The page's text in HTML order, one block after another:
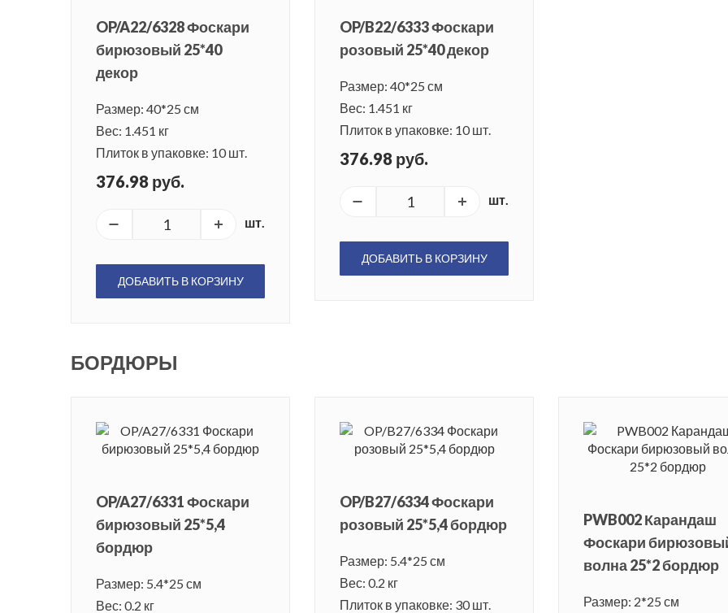
OP/A22/6328 Фоскари
бирюзовый 25*40
декор
Размер: 40*25 см
Вес: 1.451 кг
Плиток в упаковке: 10 шт.
376.98 руб.
шт.
ДОБАВИТЬ В КОРЗИНУ
OP/B22/6333 Фоскари
розовый 25*40 декор
Размер: 40*25 см
Вес: 1.451 кг
Плиток в упаковке: 10 шт.
376.98 руб.
шт.
ДОБАВИТЬ В КОРЗИНУ
БОРДЮРЫ
OP/A27/6331 Фоскари
бирюзовый 25*5,4
бордюр
Размер: 5.4*25 см
Вес: 0.2 кг
OP/B27/6334 Фоскари
розовый 25*5,4 бордюр
Размер: 5.4*25 см
Вес: 0.2 кг
Плиток в упаковке: 30 шт.
PWB002 Карандаш
Фоскари
волна 25*2 бордюр
Размер: 2*25 см